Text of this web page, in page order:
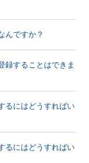
んですか？
録することはできま
るにはどうすればい
るにはどうすればい